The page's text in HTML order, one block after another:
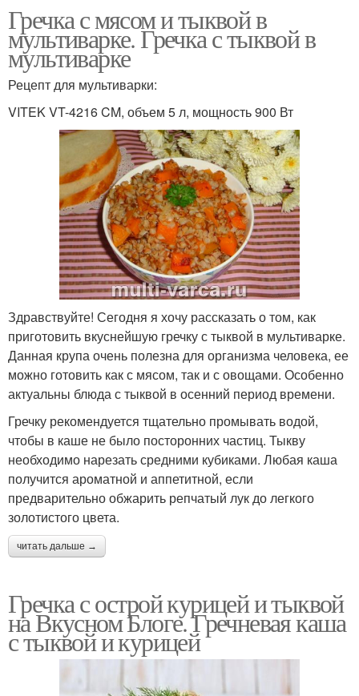
Гречка с мясом и тыквой в
мультиварке. Гречка с тыквой в
мультиварке
Рецепт для мультиварки:
VITEK VT-4216 CM, объем 5 л, мощность 900 Вт
Здравствуйте! Сегодня я хочу рассказать о том, как
приготовить вкуснейшую гречку с тыквой в мультиварке.
Данная крупа очень полезна для организма человека, ее
можно готовить как с мясом, так и с овощами. Особенно
актуальны блюда с тыквой в осенний период времени.
Гречку рекомендуется тщательно промывать водой,
чтобы в каше не было посторонних частиц. Тыкву
необходимо нарезать средними кубиками. Любая каша
получится ароматной и аппетитной, если
предварительно обжарить репчатый лук до легкого
золотистого цвета.
читать дальше →
Гречка с острой курицей и тыквой
на Вкусном Блоге. Гречневая каша
с тыквой и курицей